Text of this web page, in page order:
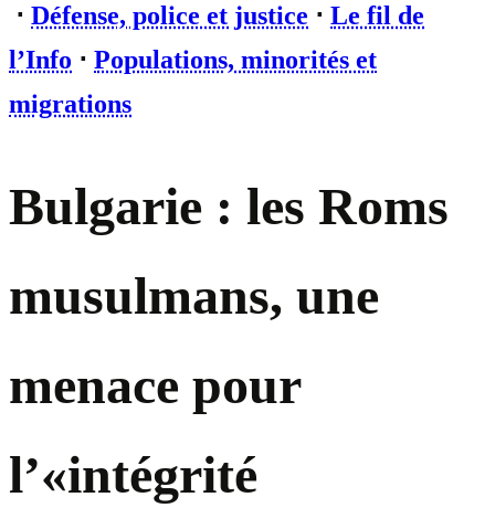
⋅ Défense, police et justice ⋅ Le fil de
l’Info ⋅ Populations, minorités et
migrations
Bulgarie : les Roms
musulmans, une
menace pour
l’«intégrité